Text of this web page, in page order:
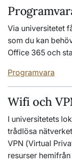
Via universitetet
som du kan
Office 365 och
Programvara
Wifi och
I universitetets
trådlösa nätverket
VPN (Virtual
resurser